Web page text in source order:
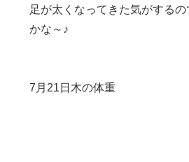
足が太くなってきた気がする
かな～♪
7月21日木の体重